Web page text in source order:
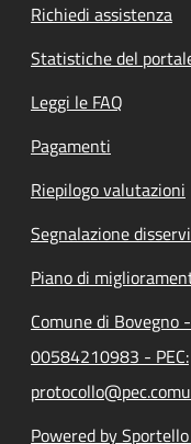
Richiedi assistenza
Statistiche del
Leggi le FAQ
Pagamenti
Riepilogo valutazioni
Segnalazione
Piano di
Comune di
00584210983 - PEC:
Powered by